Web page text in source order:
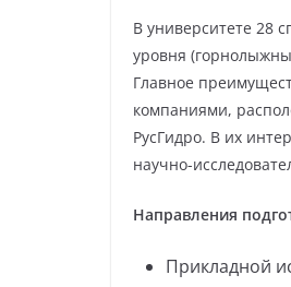
В университете 28
уровня
Главное
компаниями,
РусГидро. В их
научно-
Направления
Прикладной